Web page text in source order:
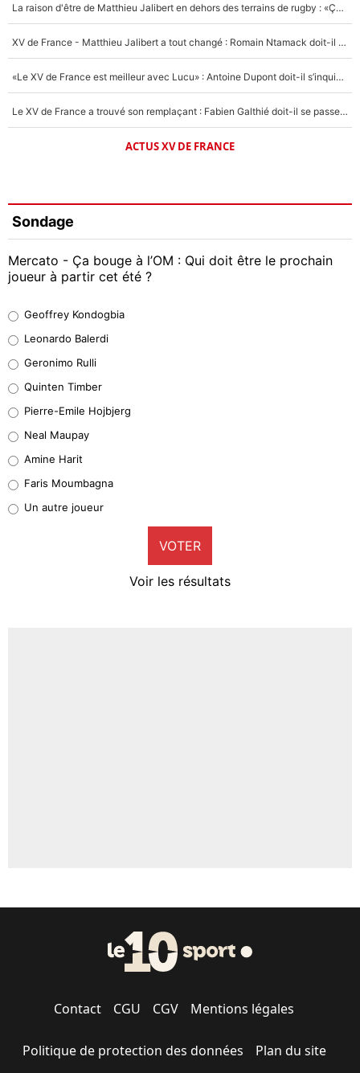
La raison d'être de Matthieu Jalibert en dehors des terrains de rugby : «Ça m'atteint autant que si tu touches à un membre de ma famille»
XV de France - Matthieu Jalibert a tout changé : Romain Ntamack doit-il s’inquiéter pour sa place à un an de la Coupe du monde ?
«Le XV de France est meilleur avec Lucu» : Antoine Dupont doit-il s’inquiéter pour sa place ?
Le XV de France a trouvé son remplaçant : Fabien Galthié doit-il se passer d'Antoine Dupont ?
ACTUS XV DE FRANCE
Sondage
Mercato - Ça bouge à l’OM : Qui doit être le prochain
joueur à partir cet été ?
38%
32%
5%
1%
9%
Geoffrey Kondogbia
Leonardo Balerdi
Geronimo Rulli
Quinten Timber
Pierre-Emile Hojbjerg
Neal Maupay
Amine Harit
Faris Moumbagna
Un autre joueur
VOTER
Voir les résultats
Contact CGU CGV Mentions légales
Politique de protection des données Plan du site